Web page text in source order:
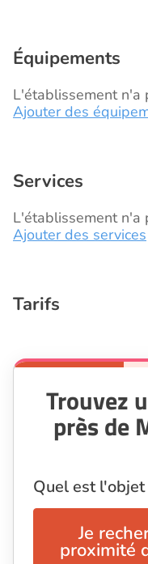
Équipements
L'établissement n'a
Ajouter des
Services
L'établissement n'a
Ajouter des services
Tarifs
Trouvez
près de
Quel est l'objet
Je
proximité